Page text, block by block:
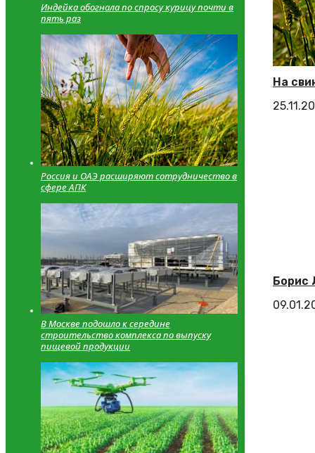
На
Борис
Индейка обогнала по спросу курицу почти в
пять раз
Россия и ОАЭ расширяют сотрудничество в
сфере АПК
В Москве подошло к середине
строительство комплекса по выпуску
пищевой продукции